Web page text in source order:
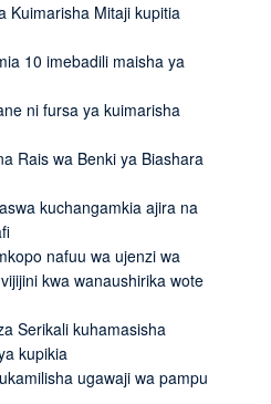
Kuimarisha Mitaji kupitia
10 imebadili maisha ya
ni fursa ya kuimarisha
Rais wa Benki ya Biashara
kuchangamkia ajira na
nafuu wa ujenzi wa
kwa wanaushirika wote
Serikali kuhamasisha
kupikia
ugawaji wa pampu